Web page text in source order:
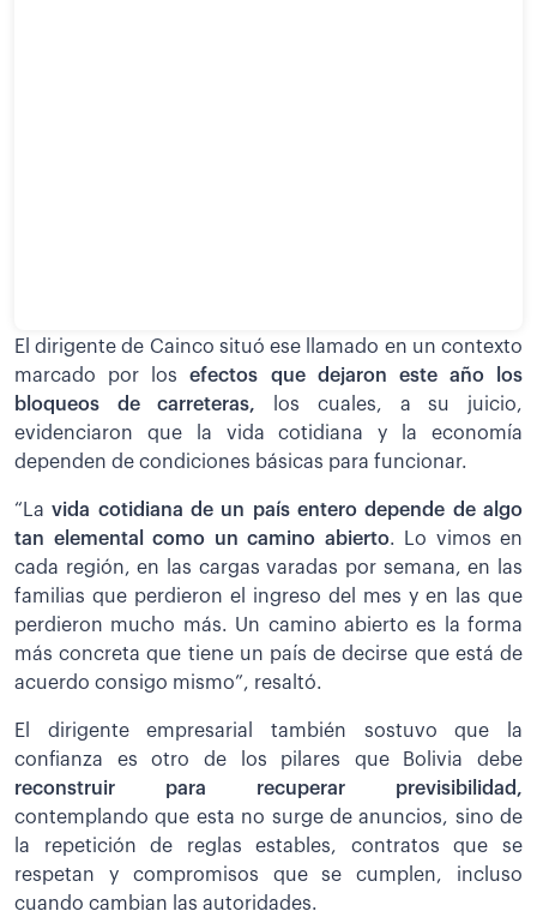
El dirigente de Cainco situó ese llamado en un contexto
marcado por losefectos que dejaron este año los
bloqueos de carreteras, los cuales, a su juicio,
evidenciaron que la vida cotidiana y la economía
dependen de condiciones básicas para funcionar.
“La vida cotidiana de un país entero depende de algo
tan elemental como un camino abierto. Lo vimos en
cada región, en las cargas varadas por semana, en las
familias que perdieron el ingreso del mes y en las que
perdieron mucho más. Un camino abierto es la forma
más concreta que tiene un país de decirse que está de
acuerdo consigo mismo”, resaltó.
El dirigente empresarial también sostuvo que la
confianza es otro de los pilares que Bolivia debe
reconstruir para recuperar previsibilidad,
contemplando que esta no surge de anuncios, sino de
la repetición de reglas estables, contratos que se
respetan y compromisos que se cumplen, incluso
cuando cambian las autoridades.